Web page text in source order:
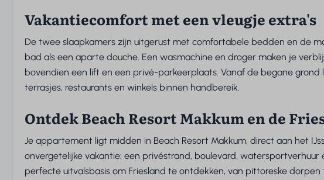
Vakantiecomfort met een vleugje extra's
De twee slaapkamers zijn uitgerust met comfortabele bedden en de
bad als een aparte douche. Een wasmachine en droger maken je
bovendien een lift en een privé-parkeerplaats. Vanaf de begane
terrasjes, restaurants en winkels binnen handbereik.
Ontdek Beach Resort Makkum en de
Je appartement ligt midden in Beach Resort Makkum, direct aan het
onvergetelijke vakantie: een privéstrand, boulevard, watersportverhuur
perfecte uitvalsbasis om Friesland te ontdekken, van pittoreske